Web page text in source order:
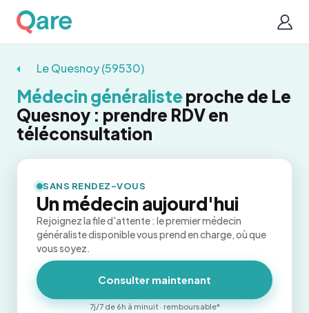
Le Quesnoy (59530)
Médecin généraliste proche de Le
Quesnoy : prendre RDV en
téléconsultation
SANS RENDEZ-VOUS
Un médecin aujourd'hui
Rejoignez la file d'attente : le premier médecin
généraliste disponible vous prend en charge, où que
vous soyez.
Consulter maintenant
7j/7 de 6h à minuit · remboursable*